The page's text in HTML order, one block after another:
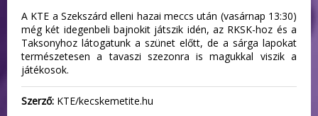
A KTE a Szekszárd elleni hazai meccs után (vasárnap 13:30)
még két idegenbeli bajnokit játszik idén, az RKSK-hoz és a
Taksonyhoz látogatunk a szünet előtt, de a sárga lapokat
természetesen a tavaszi szezonra is magukkal viszik a
játékosok.
Szerző: KTE/kecskemetite.hu